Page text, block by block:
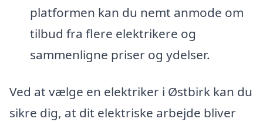
platformen kan du nemt anmode om
tilbud fra flere elektrikere og
sammenligne priser og ydelser.
Ved at vælge en elektriker i Østbirk kan du
sikre dig, at dit elektriske arbejde bliver